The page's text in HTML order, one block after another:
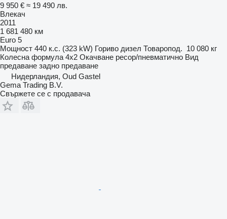
9 950 € ≈ 19 490 лв.
Влекач
2011
1 681 480 км
Euro 5
Мощност 440 к.с. (323 kW) Гориво дизел Товаропод. 10 080 кг
Колесна формула 4x2 Окачване ресор/пневматично Вид
предаване задно предаване
Нидерландия, Oud Gastel
Gema Trading B.V.
Свържете се с продавача